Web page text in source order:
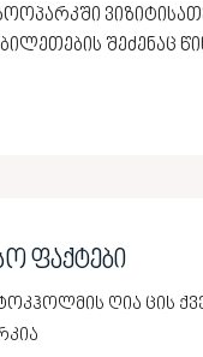
შეძენაც
ფაქტები
ღია ცის